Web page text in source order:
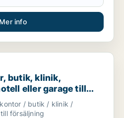
Mer info
klinik, restauranglokal, hotell
butik, klinik,
eller garage till
Vallentuna eller
/ butik / klinik /
försäljning